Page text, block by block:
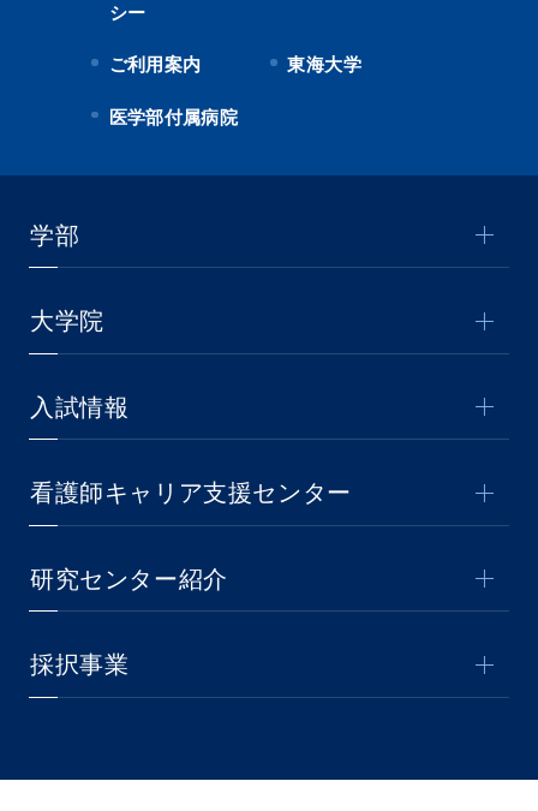
シー
ご利用案内 東海大学
医学部付属病院
学部
大学院
入試情報
看護師キャリア支援センター
研究センター紹介
採択事業